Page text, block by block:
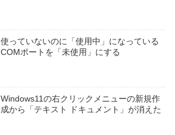
使っていないのに「使用中」になっている
COMポートを「未使用」にする
Windows11の右クリックメニューの新規作
成から「テキスト ドキュメント」が消えた